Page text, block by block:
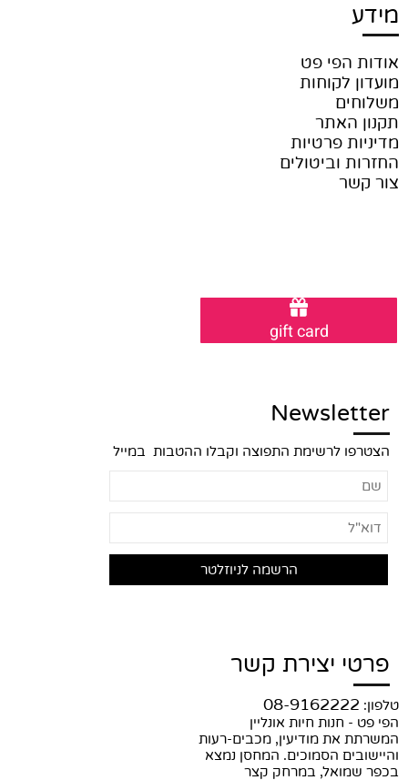
מידע
אודות הפי פט
מועדון לקוחות
משלוחים
תקנון האתר
מדיניות פרטיות
החזרות וביטולים
צור קשר
gift card
Newsletter
הצטרפו לרשימת התפוצה וקבלו ההטבות במייל
פרטי יצירת קשר
טלפון: 08-9162222
הפי פט - חנות חיות אונליין
המשרתת את מודיעין, מכבים-רעות
והיישובים הסמוכים. המחסן נמצא
בכפר שמואל, במרחק קצר